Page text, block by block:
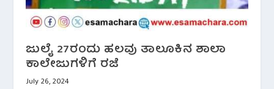
ಜುಲೈ 27ರಂದು ಹಲವು ತಾಲೂಕಿನ ಶಾಲಾ
ಕಾಲೇಜುಗಳಿಗೆ ರಜೆ
July 26, 2024